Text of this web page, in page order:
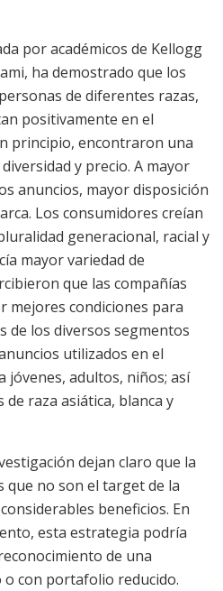
por académicos de Kellogg
ha demostrado que los
de diferentes razas,
positivamente en el
principio, encontraron una
y precio. A mayor
anuncios, mayor disposición
Los consumidores creían
generacional, racial y
mayor variedad de
que las compañías
mejores condiciones para
de los diversos segmentos
utilizados en el
jóvenes, adultos, niños; así
raza asiática, blanca y
dejan claro que la
que no son el target de la
beneficios. En
esta estrategia podría
de una
con portafolio reducido.